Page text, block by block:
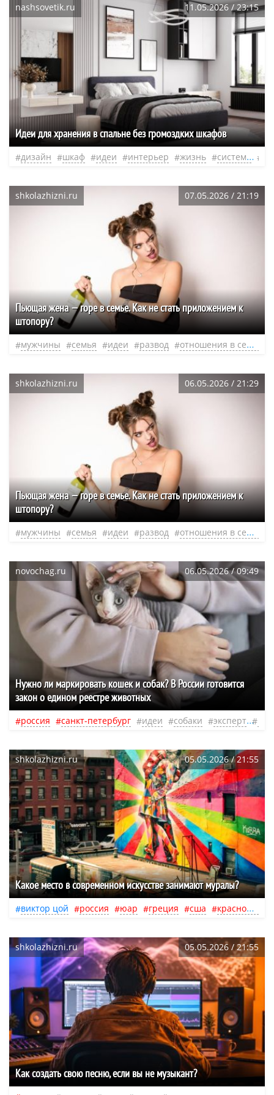
nashsovetik.ru 11.05.2026 / 23:15
Идеи для хранения в спальне без громоздких шкафов
дизайн шкаф идеи интерьер жизнь система
shkolazhizni.ru 07.05.2026 / 21:19
Пьющая жена — горе в семье. Как не стать приложением к
штопору?
мужчины семья идеи развод отношения в семье
shkolazhizni.ru 06.05.2026 / 21:29
Пьющая жена — горе в семье. Как не стать приложением к
штопору?
мужчины семья идеи развод отношения в семье
novochag.ru 06.05.2026 / 09:49
Нужно ли маркировать кошек и собак? В России готовится
закон о едином реестре животных
россия санкт-петербург идеи собаки эксперт
shkolazhizni.ru 05.05.2026 / 21:55
Какое место в современном искусстве занимают муралы?
виктор цой россия юар греция сша краснодар
shkolazhizni.ru 05.05.2026 / 21:55
Как создать свою песню, если вы не музыкант?